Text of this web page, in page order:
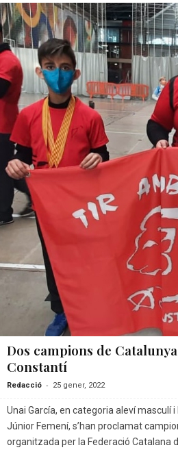
Dos campions de
Constantí
Redacció - 25 gener, 2022
Unai García, en categoria aleví masculí
Júnior Femení, s’han proclamat
organitzada per la Federació Catalana